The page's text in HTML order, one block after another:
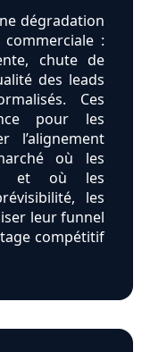
dégradation
:
chute de
des leads
Ces
pour les
l’alignement
où les
et où les
les
leur funnel
compétitif